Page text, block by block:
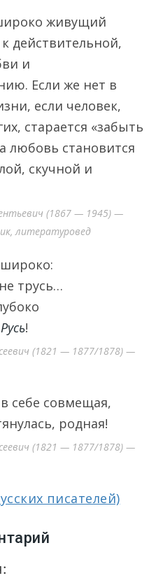
живущий
действительной,
и
Если же нет в
если человек,
старается «забыть
любовь становится
скучной и
(1867 — 1945) —
литературовед
трусь…
Русь!
(1821 — 1877/1878) —
себе совмещая,
родная!
(1821 — 1877/1878) —
писателей)